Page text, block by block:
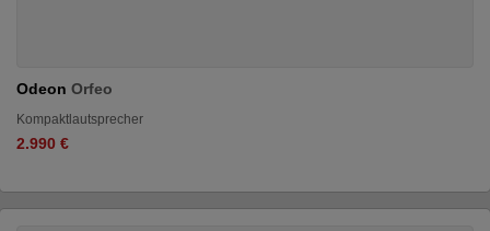
Odeon Orfeo
Kompaktlautsprecher
2.990 €